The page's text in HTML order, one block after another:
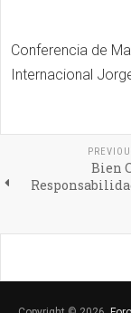
Conferencia de
Internacional
Bien